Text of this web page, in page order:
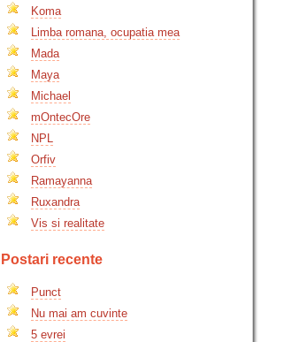
Koma
Limba romana, ocupatia mea
Mada
Maya
Michael
mOntecOre
NPL
Orfiv
Ramayanna
Ruxandra
Vis si realitate
Postari recente
Punct
Nu mai am cuvinte
5 evrei